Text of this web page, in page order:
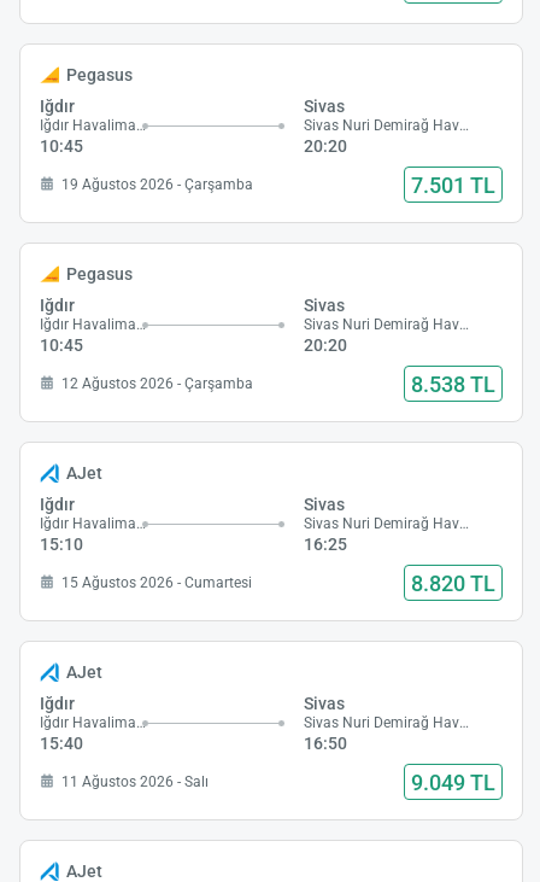
Pegasus
Iğdır
Iğdır Havalimanı
10:45
Sivas
Sivas Nuri Demirağ Havalimanı
20:20
19 Ağustos 2026 - Çarşamba 7.501 TL
Pegasus
Iğdır
Iğdır Havalimanı
10:45
Sivas
Sivas Nuri Demirağ Havalimanı
20:20
12 Ağustos 2026 - Çarşamba 8.538 TL
AJet
Iğdır
Iğdır Havalimanı
15:10
Sivas
Sivas Nuri Demirağ Havalimanı
16:25
15 Ağustos 2026 - Cumartesi 8.820 TL
AJet
Iğdır
Iğdır Havalimanı
15:40
Sivas
Sivas Nuri Demirağ Havalimanı
16:50
11 Ağustos 2026 - Salı 9.049 TL
AJet